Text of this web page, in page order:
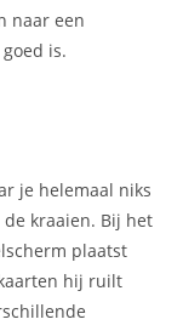
naar een
is.
je helemaal niks
kraaien. Bij het
plaatst
hij ruilt